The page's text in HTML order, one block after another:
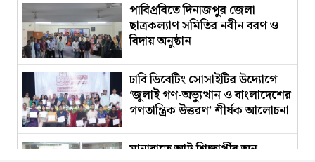
পাবিপ্রবিতে দিনাজপুর জেলা
ছাত্রকল্যাণ সমিতির নবীন বরণ ও
বিদায় অনুষ্ঠান
ঢাবি ডিবেটিং সোসাইটির উদ্যোগে
‘জুলাই গণ-অভ্যুত্থান ও বাংলাদেশের
গণতান্ত্রিক উত্তরণ’ শীর্ষক আলোচনা
মানারাতে আট শিক্ষার্থীর অন-